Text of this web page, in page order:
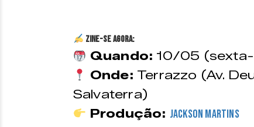
ZINE-SE AGORA:
Quando: 10/05
Onde: Terrazzo (Av.
Salvaterra)
Produção: Jackson Martins